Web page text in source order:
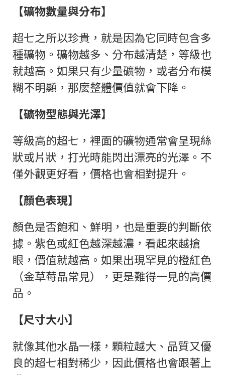
【礦物數量與分布】
超七之所以珍貴，就是因為它同時包含多
種礦物。礦物越多、分布越清楚，等級也
就越高。如果只有少量礦物，或者分布模
糊不明顯，那麼整體價值就會下降。
【礦物型態與光澤】
等級高的超七，裡面的礦物通常會呈現絲
狀或片狀，打光時能閃出漂亮的光澤。不
僅外觀更好看，價格也會相對提升。
【顏色表現】
顏色是否飽和、鮮明，也是重要的判斷依
據。紫色或紅色越深越濃，看起來越搶
眼，價值就越高。如果出現罕見的橙紅色
（金草莓晶常見），更是難得一見的高價
品。
【尺寸大小】
就像其他水晶一樣，顆粒越大、品質又優
良的超七相對稀少，因此價格也會跟著上